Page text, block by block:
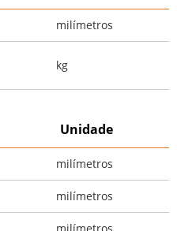
milímetros
kg
Unidade
milímetros
milímetros